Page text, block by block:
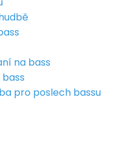
na bass
pro poslech bassu